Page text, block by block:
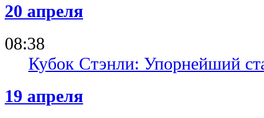
20 апреля
08:38
Кубок Стэнли: Упорнейший
19 апреля